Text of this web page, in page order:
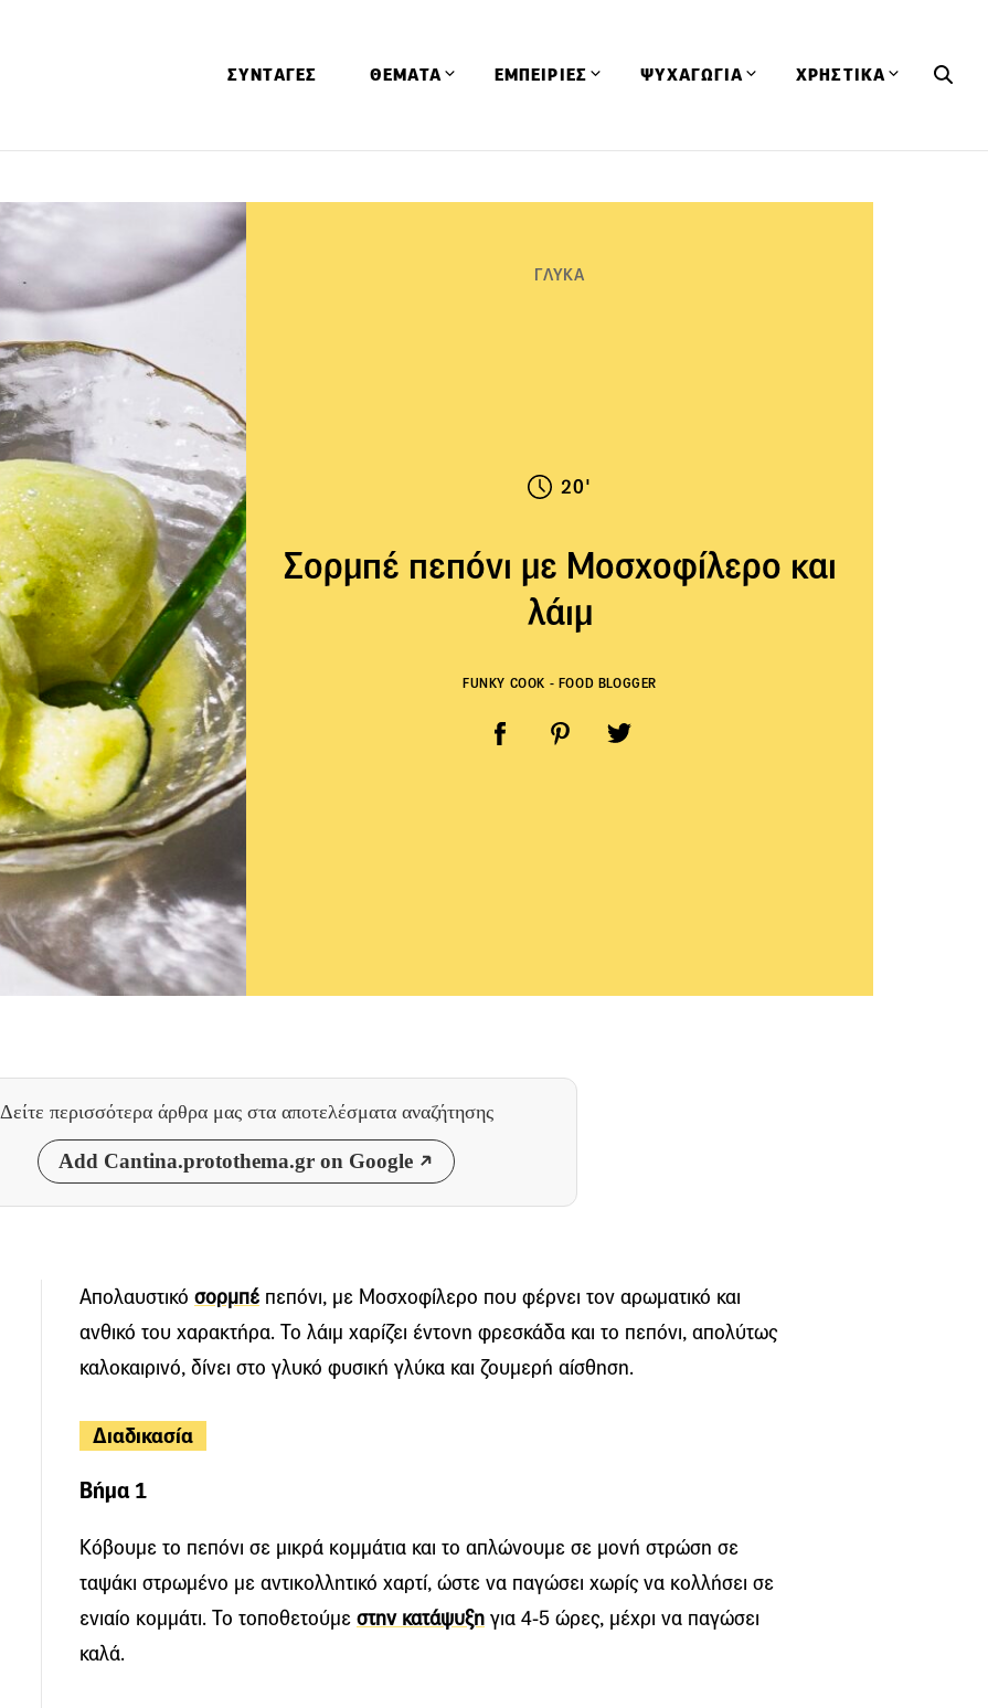
ΣΥΝΤΑΓΕΣ ΘΕΜΑΤΑ ΕΜΠΕΙΡΙΕΣ ΨΥΧΑΓΩΓΙΑ ΧΡΗΣΤΙΚΑ
ΓΛΥΚΑ
20'
Σορμπέ πεπόνι με Μοσχοφίλερο και
λάιμ
FUNKY COOK - FOOD BLOGGER
Δείτε περισσότερα άρθρα μας στα αποτελέσματα αναζήτησης
Add Cantina.protothema.gr on Google
Απολαυστικό σορμπέ πεπόνι, με Μοσχοφίλερο που φέρνει τον αρωματικό και
ανθικό του χαρακτήρα. Το λάιμ χαρίζει έντονη φρεσκάδα και το πεπόνι, απολύτως
καλοκαιρινό, δίνει στο γλυκό φυσική γλύκα και ζουμερή αίσθηση.
Διαδικασία
Βήμα 1
Κόβουμε το πεπόνι σε μικρά κομμάτια και το απλώνουμε σε μονή στρώση σε
ταψάκι στρωμένο με αντικολλητικό χαρτί, ώστε να παγώσει χωρίς να κολλήσει σε
ενιαίο κομμάτι. Το τοποθετούμε στην κατάψυξη για 4-5 ώρες, μέχρι να παγώσει
καλά.